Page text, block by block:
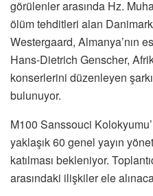
görülenler arasında Hz.
ölüm tehditleri alan
Westergaard, Almanya’nın
Hans-Dietrich Genscher,
konserlerini düzenleyen
bulunuyor.
M100 Sanssouci
yaklaşık 60 genel yayın
katılması bekleniyor.
arasındaki ilişkiler ele